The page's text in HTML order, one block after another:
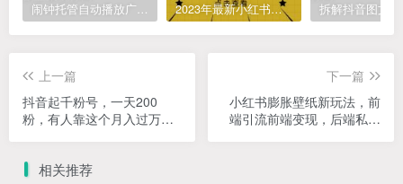
闹钟托管自动播放广告，单机5-10，无需人工操作 2023年最新小红书成人电商项目，简单易操作【详细教程】
上一篇
抖音起千粉号，一天200
粉，有人靠这个月入过万
下一篇
小红书膨胀壁纸新玩法，前
端引流前端变现，后端私域
相关推荐